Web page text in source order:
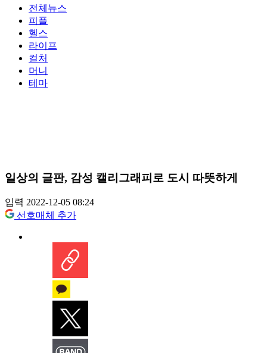
전체뉴스
피플
헬스
라이프
컬처
머니
테마
일상의 글판, 감성 캘리그래피로 도시 따뜻하게
입력 2022-12-05 08:24
선호매체 추가